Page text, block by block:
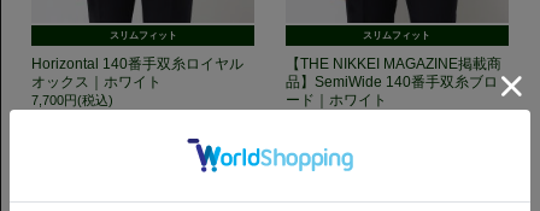
スリムフィット
Horizontal 140番手双糸ロイヤル
オックス｜ホワイト
7,700円(税込)
スリムフィット
【THE NIKKEI MAGAZINE掲載商
品】SemiWide 140番手双糸ブロ
ード｜ホワイト